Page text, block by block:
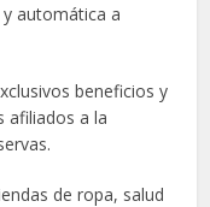
automática a
beneficios y
afiliados a la
de ropa, salud